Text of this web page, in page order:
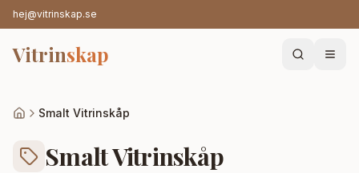
hej@vitrinskap.se
Vitrinskap
Smalt Vitrinskåp
Smalt Vitrinskåp